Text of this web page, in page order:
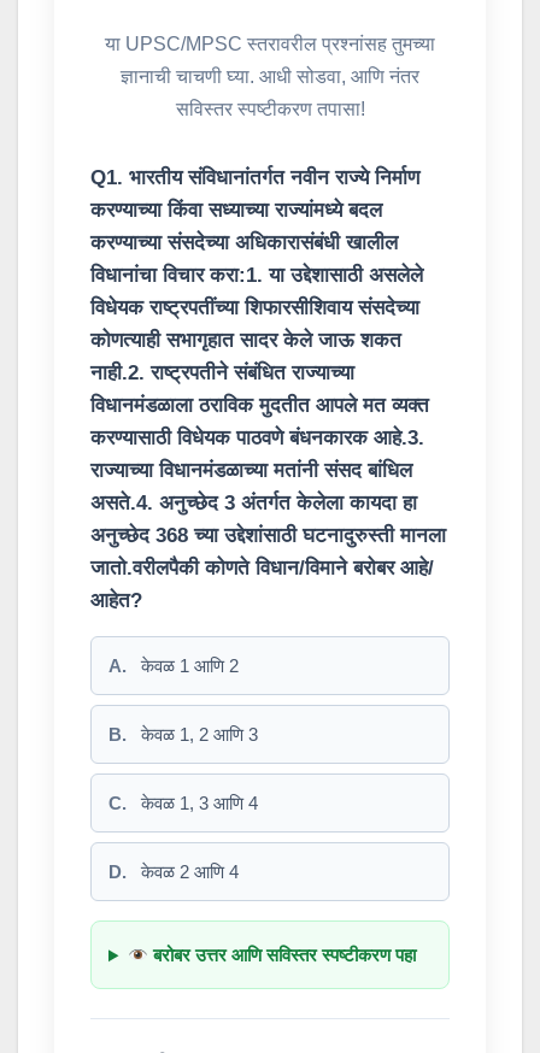
या UPSC/MPSC स्तरावरील प्रश्नांसह तुमच्या
ज्ञानाची चाचणी घ्या. आधी सोडवा, आणि नंतर
सविस्तर स्पष्टीकरण तपासा!
Q1. भारतीय संविधानांतर्गत नवीन राज्ये निर्माण
करण्याच्या किंवा सध्याच्या राज्यांमध्ये बदल
करण्याच्या संसदेच्या अधिकारासंबंधी खालील
विधानांचा विचार करा:1. या उद्देशासाठी असलेले
विधेयक राष्ट्रपतींच्या शिफारसीशिवाय संसदेच्या
कोणत्याही सभागृहात सादर केले जाऊ शकत
नाही.2. राष्ट्रपतीने संबंधित राज्याच्या
विधानमंडळाला ठराविक मुदतीत आपले मत व्यक्त
करण्यासाठी विधेयक पाठवणे बंधनकारक आहे.3.
राज्याच्या विधानमंडळाच्या मतांनी संसद बांधिल
असते.4. अनुच्छेद 3 अंतर्गत केलेला कायदा हा
अनुच्छेद 368 च्या उद्देशांसाठी घटनादुरुस्ती मानला
जातो.वरीलपैकी कोणते विधान/विमाने बरोबर आहे/
आहेत?
A. केवळ 1 आणि 2
B. केवळ 1, 2 आणि 3
C. केवळ 1, 3 आणि 4
D. केवळ 2 आणि 4
बरोबर उत्तर आणि सविस्तर स्पष्टीकरण पहा